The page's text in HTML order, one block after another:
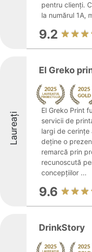
pentru clienți.
la numărul 1A,
9.2
Laureați
El Greko
El Greko Print
servicii de
largi de cerințe
deține o
remarcă prin
recunoscută
concepțiilor ...
9.6
DrinkStory